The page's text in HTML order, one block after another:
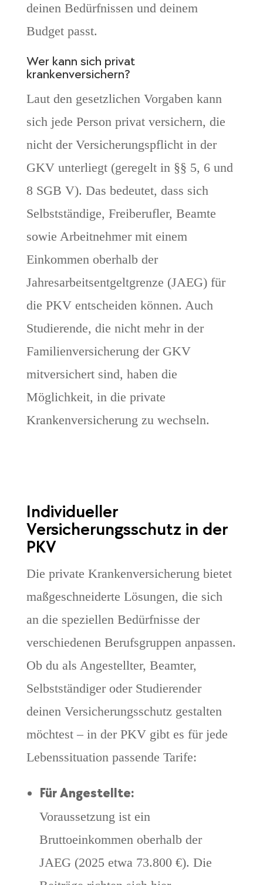
deinen Bedürfnissen und deinem
Budget passt.
Wer kann sich privat
krankenversichern?
Laut den gesetzlichen Vorgaben kann
sich jede Person privat versichern, die
nicht der Versicherungspflicht in der
GKV unterliegt (geregelt in §§ 5, 6 und
8 SGB V). Das bedeutet, dass sich
Selbstständige, Freiberufler, Beamte
sowie Arbeitnehmer mit einem
Einkommen oberhalb der
Jahresarbeitsentgeltgrenze (JAEG) für
die PKV entscheiden können. Auch
Studierende, die nicht mehr in der
Familienversicherung der GKV
mitversichert sind, haben die
Möglichkeit, in die private
Krankenversicherung zu wechseln.
Individueller
Versicherungsschutz in der
PKV
Die private Krankenversicherung bietet
maßgeschneiderte Lösungen, die sich
an die speziellen Bedürfnisse der
verschiedenen Berufsgruppen anpassen.
Ob du als Angestellter, Beamter,
Selbstständiger oder Studierender
deinen Versicherungsschutz gestalten
möchtest – in der PKV gibt es für jede
Lebenssituation passende Tarife:
Für Angestellte:
Voraussetzung ist ein
Bruttoeinkommen oberhalb der
JAEG (2025 etwa 73.800 €). Die